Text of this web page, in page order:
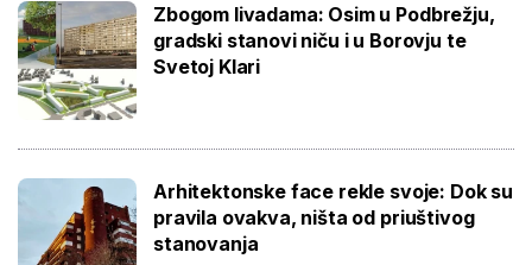
Zbogom livadama: Osim u Podbrežju,
gradski stanovi niču i u Borovju te
Svetoj Klari
Arhitektonske face rekle svoje: Dok su
pravila ovakva, ništa od priuštivog
stanovanja